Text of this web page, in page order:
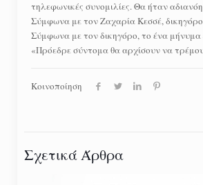
τηλεφωνικές συνομιλίες. Θα ήταν
Σύμφωνα με τον Ζαχαρία Κεσσέ,
Σύμφωνα με τον δικηγόρο, το ένα μήνυμα
«Πρόεδρε σύντομα θα αρχίσουν να
Κοινοποίηση
Σχετικά Άρθρα